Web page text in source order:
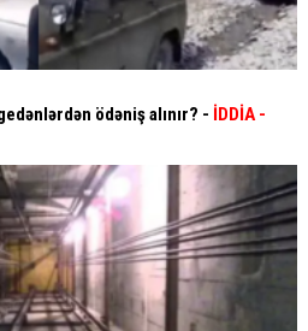
ödəniş alınır? - İDDİA -